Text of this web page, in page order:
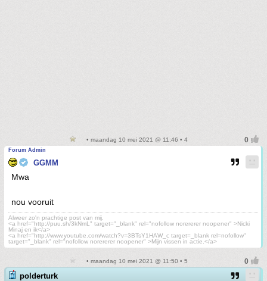
• maandag 10 mei 2021 @ 11:46 • 4
Forum Admin
GGMM
Mwa
nou vooruit
Alweer zo'n prachtige post van mij.
<a href="http://puu.sh/3kNmL" target="_blank" rel="nofollow norererer noopener" >Nicki
Minaj en ik</a>
<a href="http://www.youtube.com/watch?v=3BTsY1HAW_c target=_blank rel=nofollow"
target="_blank" rel="nofollow norererer noopener" >Mijn vissen in actie.</a>
• maandag 10 mei 2021 @ 11:50 • 5
polderturk